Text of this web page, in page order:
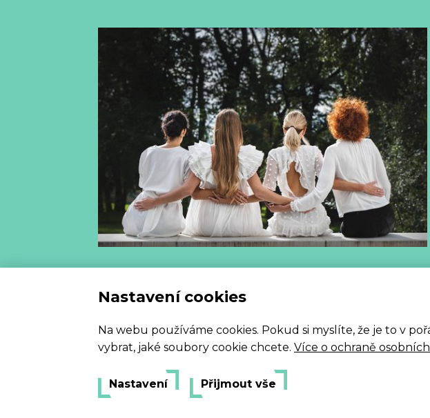
Nastavení cookies
Na webu používáme cookies. Pokud si myslíte, že je to v
vybrat, jaké soubory cookie chcete. Více o ochraně
Nastavení Přijmout vše